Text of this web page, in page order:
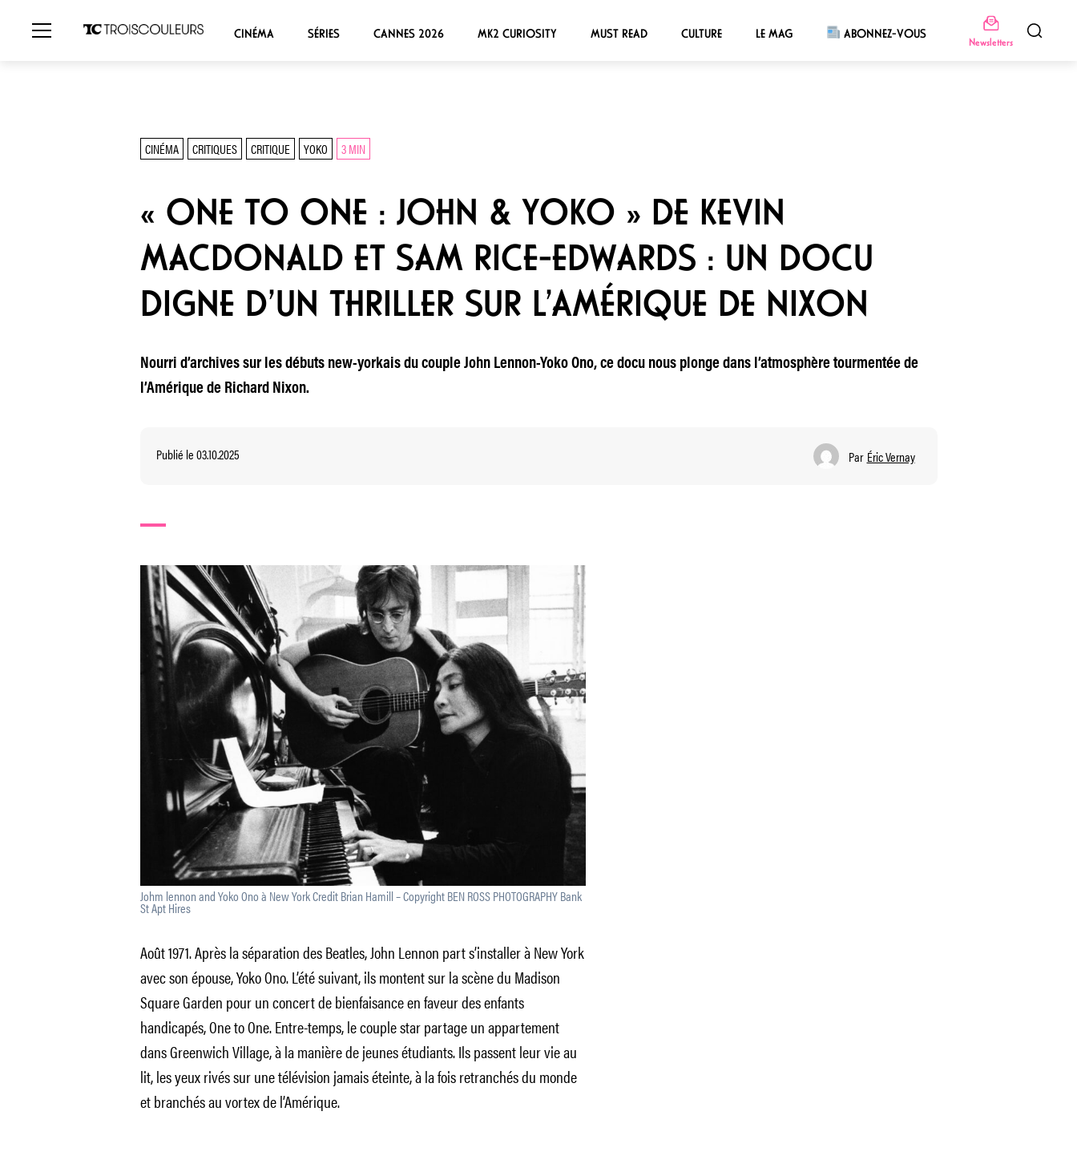
CINÉMA SÉRIES CANNES 2026 MK2 CURIOSITY MUST READ CULTURE LE MAG ABONNEZ-VOUS
Newsletters
CINÉMA CRITIQUES CRITIQUE YOKO 3 MIN
« ONE TO ONE : JOHN & YOKO » DE KEVIN
MACDONALD ET SAM RICE-EDWARDS : UN DOCU
DIGNE D’UN THRILLER SUR L’AMÉRIQUE DE NIXON
Nourri d’archives sur les débuts new-yorkais du couple John Lennon-Yoko Ono, ce docu nous plonge dans l’atmosphère tourmentée de
l’Amérique de Richard Nixon.
Publié le 03.10.2025 Par Éric Vernay
Johm lennon and Yoko Ono à New York Credit Brian Hamill – Copyright BEN ROSS PHOTOGRAPHY Bank
St Apt Hires
Août 1971. Après la séparation des Beatles, John Lennon part s’installer à New York
avec son épouse, Yoko Ono. L’été suivant, ils montent sur la scène du Madison
Square Garden pour un concert de bienfaisance en faveur des enfants
handicapés, One to One. Entre-temps, le couple star partage un appartement
dans Greenwich Village, à la manière de jeunes étudiants. Ils passent leur vie au
lit, les yeux rivés sur une télévision jamais éteinte, à la fois retranchés du monde
et branchés au vortex de l’Amérique.